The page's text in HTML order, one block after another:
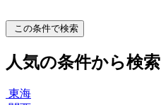
この条件で検索
人気の条件から検索
東海